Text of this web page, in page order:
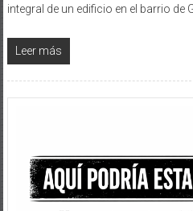
integral de un edificio en el barrio de
Leer más